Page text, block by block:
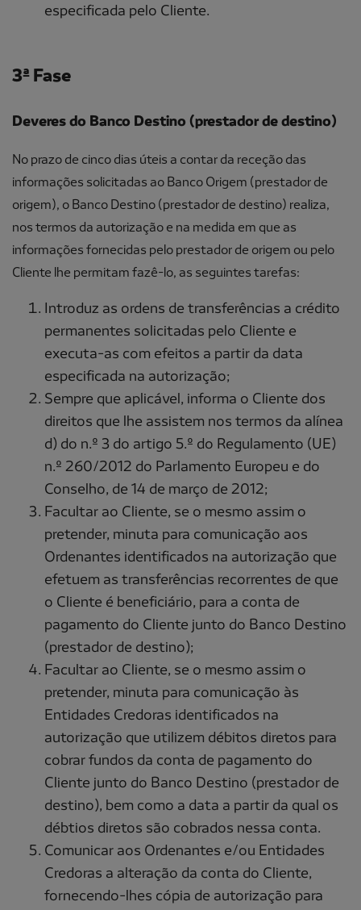
especificada pelo Cliente.
3ª Fase
Deveres do Banco Destino (prestador de destino)
No prazo de cinco dias úteis a contar da receção das
informações solicitadas ao Banco Origem (prestador de
origem), o Banco Destino (prestador de destino) realiza,
nos termos da autorização e na medida em que as
informações fornecidas pelo prestador de origem ou pelo
Cliente lhe permitam fazê-lo, as seguintes tarefas:
Introduz as ordens de transferências a crédito
permanentes solicitadas pelo Cliente e
executa-as com efeitos a partir da data
especificada na autorização;
Sempre que aplicável, informa o Cliente dos
direitos que lhe assistem nos termos da alínea
d) do n.º 3 do artigo 5.º do Regulamento (UE)
n.º 260/2012 do Parlamento Europeu e do
Conselho, de 14 de março de 2012;
Facultar ao Cliente, se o mesmo assim o
pretender, minuta para comunicação aos
Ordenantes identificados na autorização que
efetuem as transferências recorrentes de que
o Cliente é beneficiário, para a conta de
pagamento do Cliente junto do Banco Destino
(prestador de destino);
Facultar ao Cliente, se o mesmo assim o
pretender, minuta para comunicação às
Entidades Credoras identificados na
autorização que utilizem débitos diretos para
cobrar fundos da conta de pagamento do
Cliente junto do Banco Destino (prestador de
destino), bem como a data a partir da qual os
débtios diretos são cobrados nessa conta.
Comunicar aos Ordenantes e/ou Entidades
Credoras a alteração da conta do Cliente,
fornecendo-lhes cópia de autorização para